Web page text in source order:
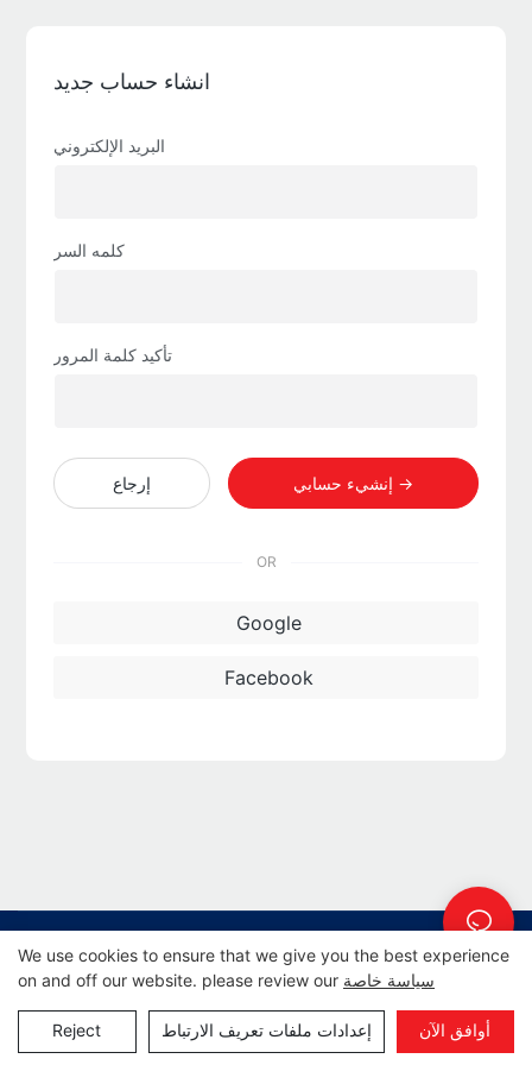
انشاء حساب جديد
البريد الإلكتروني
كلمه السر
تأكيد كلمة المرور
إرجاع إنشيء حسابي →
OR
Google
Facebook
حقوق النشر © 2024 شروق الشمس -
www.sunrisescn.com| خريطة الموقع|
We use cookies to ensure that we give you the best experience
on and off our website. please review our سياسة خاصة
Reject إعدادات ملفات تعريف الارتباط أوافق الآن